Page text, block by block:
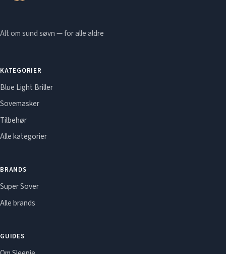
Alt om sund søvn — for alle aldre
KATEGORIER
Blue Light Briller
Sovemasker
Tilbehør
Alle kategorier
BRANDS
Super Sover
Alle brands
GUIDES